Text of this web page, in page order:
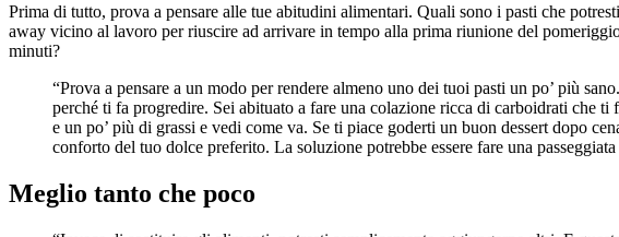
Prima di tutto, prova a pensare alle tue abitudini alimentari. Quali sono i pasti che
away vicino al lavoro per riuscire ad arrivare in tempo alla prima riunione del
minuti?
“Prova a pensare a un modo per rendere almeno uno dei tuoi pasti un po’ più
perché ti fa progredire. Sei abituato a fare una colazione ricca di carboidrati che
e un po’ più di grassi e vedi come va. Se ti piace goderti un buon dessert dopo
conforto del tuo dolce preferito. La soluzione potrebbe essere fare una
Meglio tanto che poco